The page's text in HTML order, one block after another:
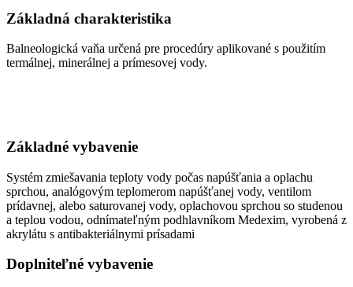
Základná charakteristika
Balneologická vaňa určená pre procedúry aplikované s použitím
termálnej, minerálnej a prímesovej vody.
Základné vybavenie
Systém zmiešavania teploty vody počas napúšťania a oplachu
sprchou, analógovým teplomerom napúšťanej vody, ventilom
prídavnej, alebo saturovanej vody, oplachovou sprchou so studenou
a teplou vodou, odnímateľným podhlavníkom Medexim, vyrobená z
akrylátu s antibakteriálnymi prísadami
Doplniteľné vybavenie